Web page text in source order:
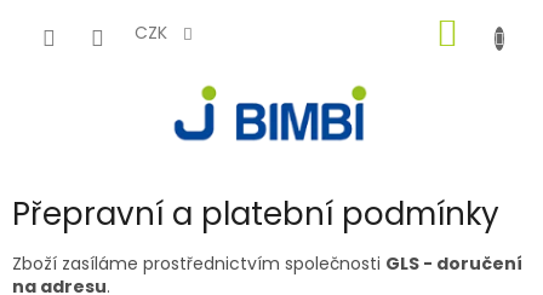
CZK
KOŠÍK
Přepravní a platební podmínky
Zboží zasíláme prostřednictvím společnosti GLS - doručení
na adresu.